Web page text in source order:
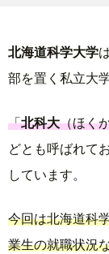
北海道科学大学
部を置く私立大
「北科大（ほく
どとも呼ばれて
しています。
今回は北海道科
業生の就職状況